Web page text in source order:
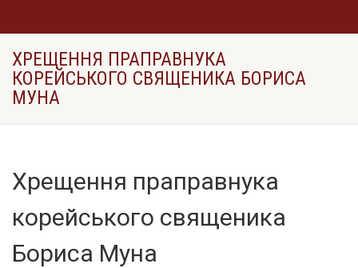
ХРЕЩЕННЯ ПРАПРАВНУКА
КОРЕЙСЬКОГО СВЯЩЕНИКА БОРИСА
МУНА
Хрещення праправнука
корейського священика
Бориса Муна